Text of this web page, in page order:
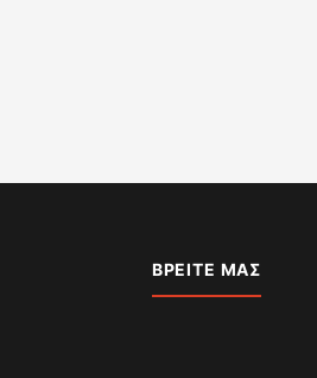
ΒΡΕΊΤΕ ΜΑΣ